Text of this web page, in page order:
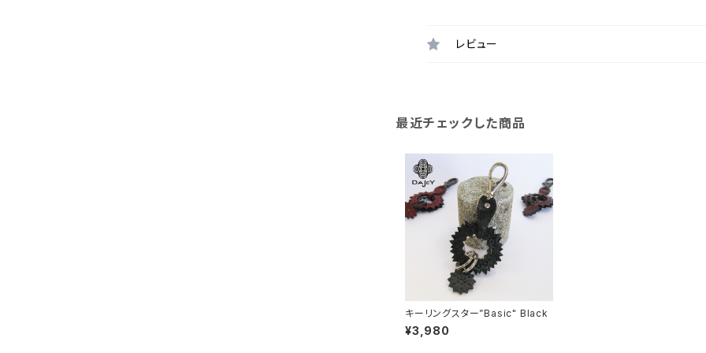
レビュー
最近チェックした商品
キーリングスター”Basic" Black
¥3,980